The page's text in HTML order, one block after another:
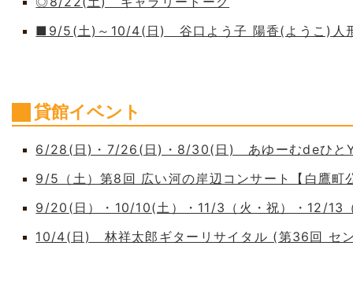
■9/5(土)～10/4(日) 谷口よう子 陽香(ようこ)人
貸館イベント
6/28(日)・7/26(日)・8/30(日) あゆーむdeひと
9/5（土）第8回 広い河の岸辺コンサート【白鷹町
9/20(日）・10/10(土）・11/3（火・祝）・12/
10/4(日) 林祥太郎ギターリサイタル (第36回 セ